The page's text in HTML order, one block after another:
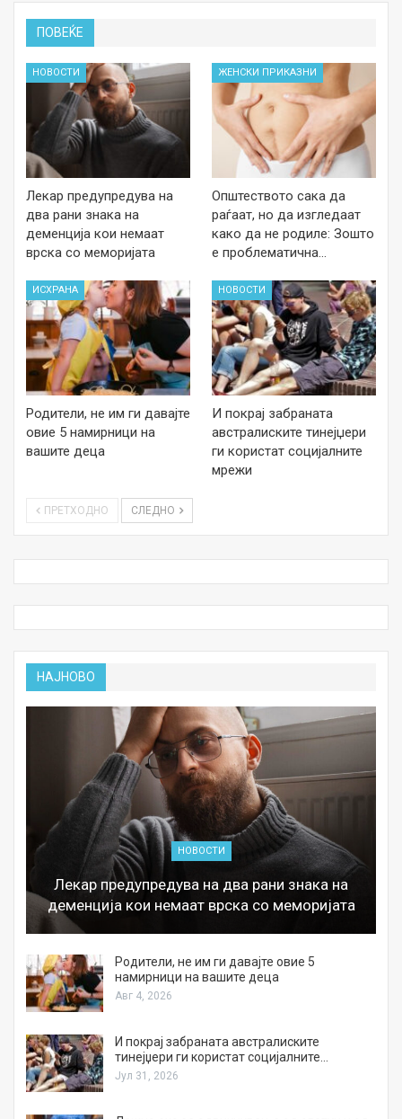
ПОВЕЌЕ
НОВОСТИ
Лекар предупредува на
два рани знака на
деменција кои немаат
врска со меморијата
ЖЕНСКИ ПРИКАЗНИ
Општеството сака да
раѓаат, но да изгледаат
како да не родиле: Зошто
е проблематична…
ИСХРАНА
Родители, не им ги давајте
овие 5 намирници на
вашите деца
НОВОСТИ
И покрај забраната
австралиските тинејџери
ги користат социјалните
мрежи
ПРЕТХОДНО СЛЕДНО
НАЈНОВО
НОВОСТИ
Лекар предупредува на два рани знака на
деменција кои немаат врска со меморијата
Родители, не им ги давајте овие 5
намирници на вашите деца
Авг 4, 2026
И покрај забраната австралиските
тинејџери ги користат социјалните…
Јул 31, 2026